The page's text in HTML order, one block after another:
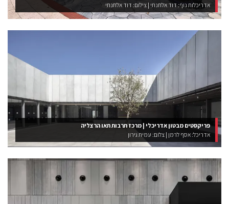
אדריכלות נוף: דוד אלחנתי | צילום: דוד אלחנתי
פריקסטים מבטון אדריכלי | מרכז תרבות תאו הרצליה
אדריכל: אסף לרמן | צלום: עמית גירון